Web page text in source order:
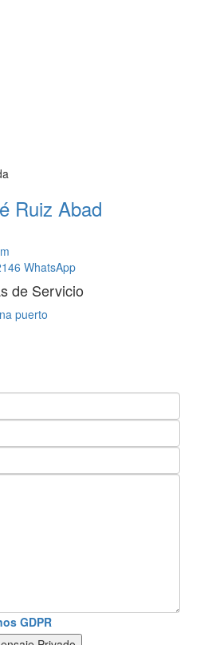
Ruiz Abad
WhatsApp
de Servicio
puerto
GDPR